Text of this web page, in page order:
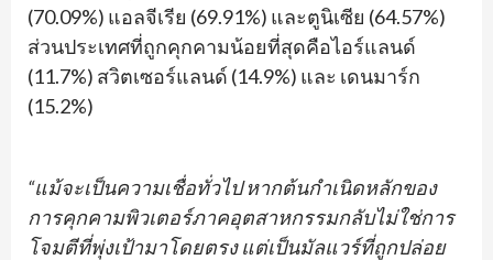
(70.09%) แอลจีเรีย (69.91%) และตูนิเซีย (64.57%)
ส่วนประเทศที่ถูกคุกคามน้อยที่สุดคือไอร์แลนด์
(11.7%) สวิตเซอร์แลนด์ (14.9%) และ เดนมาร์ก
(15.2%)
“แม้จะเป็นความเชื่อทั่วไป หากต้นกำเนิดหลักของ
การคุกคามพิวเตอร์ภาคอุตสาหกรรมกลับไม่ใช่การ
โจมตีที่พุ่งเป้ามาโดยตรง แต่เป็นมัลแวร์ที่ถูกปล่อย